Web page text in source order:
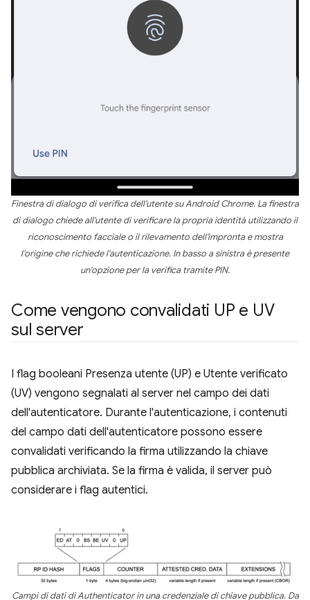
Finestra di dialogo di verifica dell'utente su Android Chrome. La finestra
di dialogo chiede all'utente di verificare la propria identità utilizzando il
riconoscimento facciale o il rilevamento dell'impronta e mostra
l'origine che richiede l'autenticazione. In basso a sinistra è presente
un'opzione per la verifica tramite PIN.
Come vengono convalidati UP e UV
sul server
I flag booleani Presenza utente (UP) e Utente verificato
(UV) vengono segnalati al server nel campo dei dati
dell'autenticatore. Durante l'autenticazione, i contenuti
del campo dati dell'autenticatore possono essere
convalidati verificando la firma utilizzando la chiave
pubblica archiviata. Se la firma è valida, il server può
considerare i flag autentici.
Campi di dati di Authenticator in una credenziale di chiave pubblica. Da